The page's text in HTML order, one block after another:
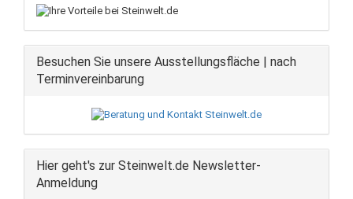
Besuchen Sie unsere Ausstellungsfläche | nach
Terminvereinbarung
Hier geht's zur Steinwelt.de Newsletter-
Anmeldung